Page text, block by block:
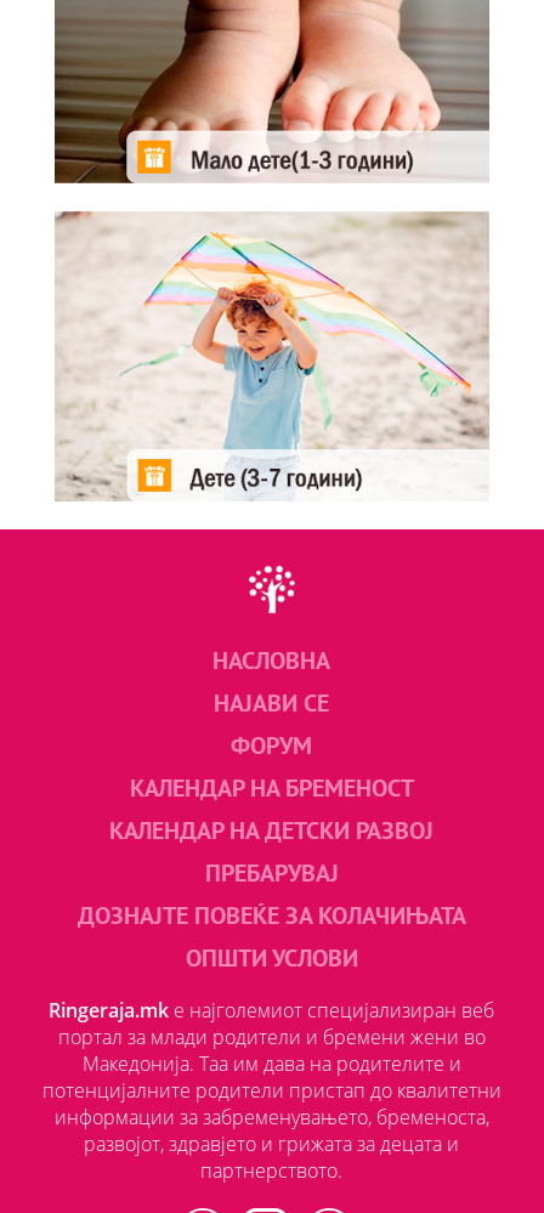
НАСЛОВНА
НАЈАВИ СЕ
ФОРУМ
КАЛЕНДАР НА БРЕМЕНОСТ
КАЛЕНДАР НА ДЕТСКИ РАЗВОЈ
ПРЕБАРУВАЈ
ДОЗНАЈТЕ ПОВЕЌЕ ЗА КОЛАЧИЊАТА
ОПШТИ УСЛОВИ
Ringeraja.mk е најголемиот специјализиран веб
портал за млади родители и бремени жени во
Македонија. Таа им дава на родителите и
потенцијалните родители пристап до квалитетни
информации за забременувањето, бременоста,
развојот, здравјето и грижата за децата и
партнерството.